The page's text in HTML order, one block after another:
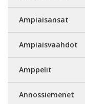
Ampiaisansat
Ampiaisvaahdot
Amppelit
Annossiemenet